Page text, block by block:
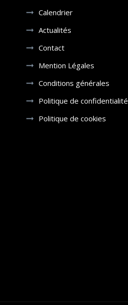
Calendrier
Actualités
Contact
Mention Légales
Conditions générales
Politique de confidentialité
Politique de cookies